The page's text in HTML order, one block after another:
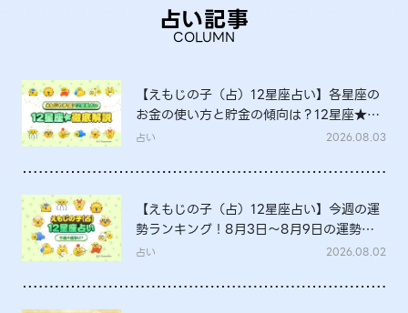
占い記事
COLUMN
【えもじの子（占）12星座占い】各星座の
お金の使い方と貯金の傾向は？12星座★徹
底解説
占い 2026.08.03
【えもじの子（占）12星座占い】今週の運
勢ランキング！8月3日～8月9日の運勢
は？
占い 2026.08.02